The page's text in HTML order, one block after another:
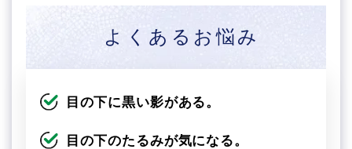
よくあるお悩み
目の下に黒い影がある。
目の下のたるみが気になる。